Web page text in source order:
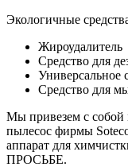
Экологичные
Жироудалитель
Средство для
Универсальное
Средство для
Мы привезем с собой
пылесос фирмы
аппарат для
ПРОСЬБЕ.